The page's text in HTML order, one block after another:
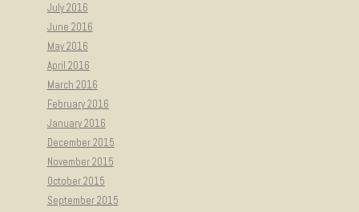
July 2016
June 2016
May 2016
April 2016
March 2016
February 2016
January 2016
December 2015
November 2015
October 2015
September 2015